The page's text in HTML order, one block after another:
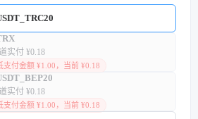
实付 ¥0.18
支付金额 ¥1.00，当前 ¥0.18
实付 ¥0.18
支付金额 ¥1.00，当前 ¥0.18